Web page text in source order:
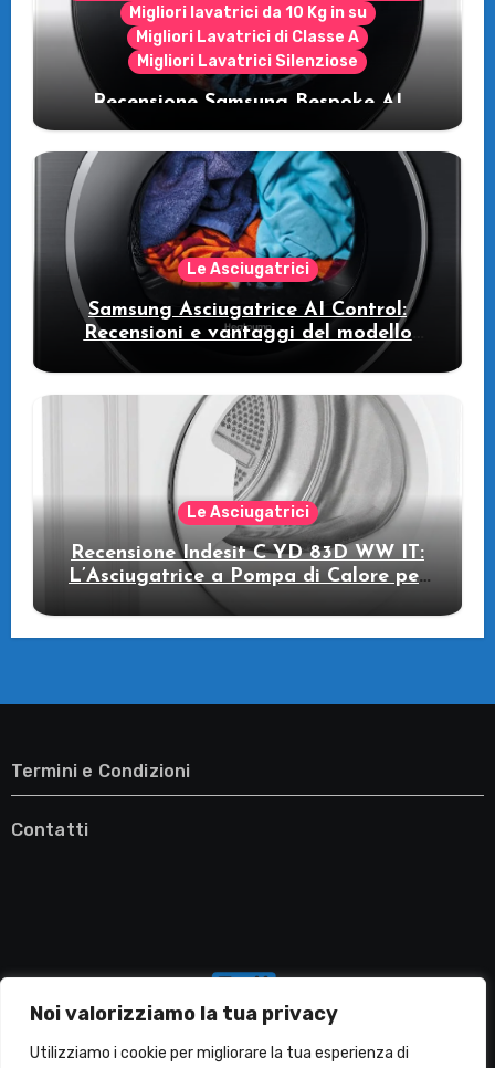
Noi valorizziamo la tua privacy
Utilizziamo i cookie per migliorare la tua esperienza di
Migliori lavatrici da 10 Kg in su
Migliori Lavatrici di Classe A
Migliori Lavatrici Silenziose
Recensione Samsung Bespoke AI
WW11DB7B94GE/U3: la lavatrice
intelligente che fa risparmiare
Le Asciugatrici
Samsung Asciugatrice AI Control:
Recensioni e vantaggi del modello
Le Asciugatrici
Recensione Indesit C YD 83D WW IT:
L’Asciugatrice a Pompa di Calore per
il Tuo Benessere
Termini e Condizioni
Contatti